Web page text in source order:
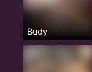
Budy